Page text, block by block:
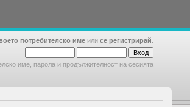
потребителско име или се регистрирай
име, парола и продължителност на сесията